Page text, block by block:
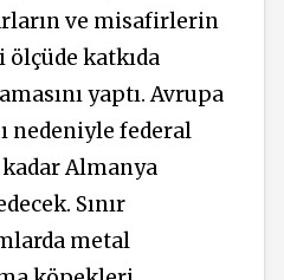
ve misafirlerin
katkıda
yaptı. Avrupa
nedeniyle federal
Almanya
Sınır
metal